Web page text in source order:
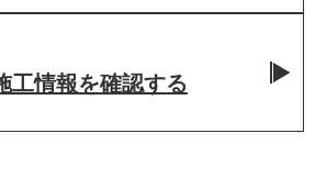
工情報を確認する